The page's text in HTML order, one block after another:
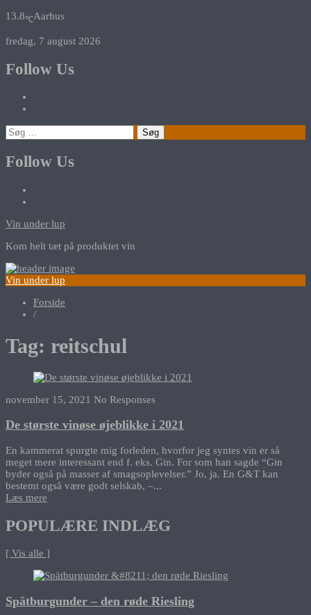
13.8℃Aarhus
fredag, 7 august 2026
Follow Us
Søg
efter:
Follow Us
Vin under lup
Kom helt tæt på produktet vin
Vin under lup
Forside
/
Tag: reitschul
november 15, 2021 No Responses
De største vinøse øjeblikke i 2021
En kammerat spurgte mig forleden, hvorfor jeg syntes vin er så
meget mere interessant end f. eks. Gin. For som han sagde “Gin
byder også på masser af smagsoplevelser.” Jo, ja. En G&T kan
bestemt også være godt selskab, –...
Læs mere
POPULÆRE INDLÆG
[ Vis alle ]
Spätburgunder – den røde Riesling